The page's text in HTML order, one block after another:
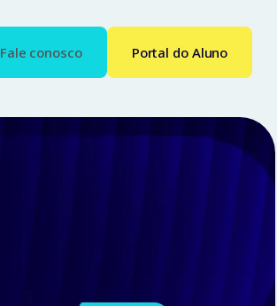
Fale conosco Portal do Aluno